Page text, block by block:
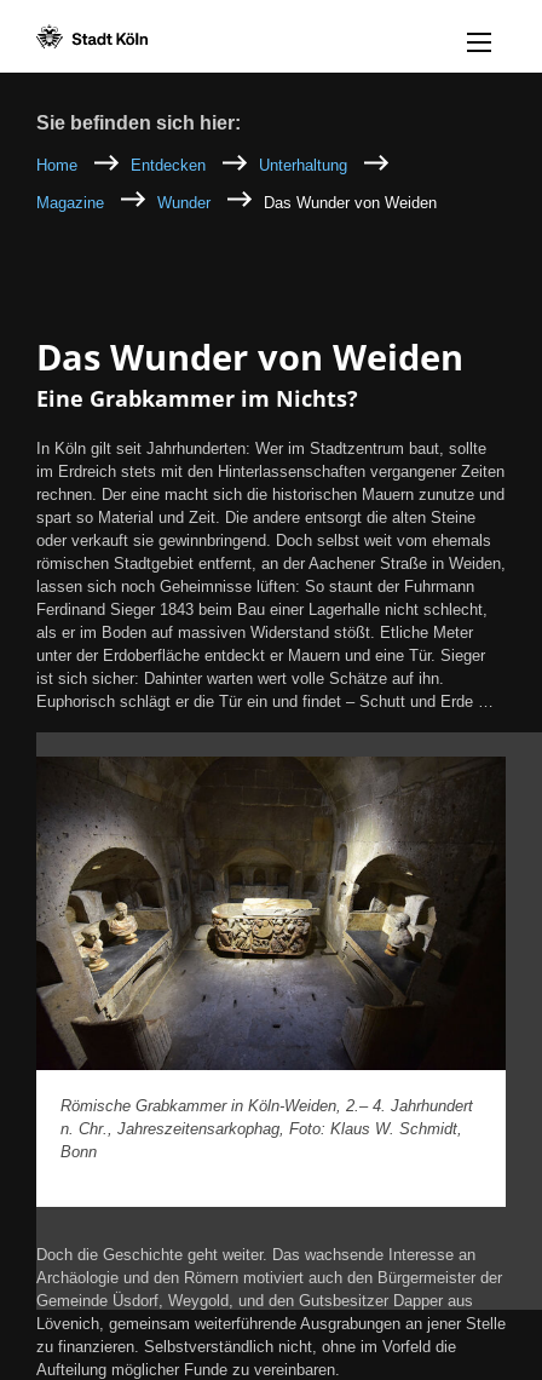
Menü
Breadcrumb
Sie befinden sich hier:
Home Entdecken Unterhaltung
Magazine Wunder Das Wunder von Weiden
Das Wunder von Weiden
Eine Grabkammer im Nichts?
In Köln gilt seit Jahrhunderten: Wer im Stadtzentrum baut, sollte
im Erdreich stets mit den Hinterlassenschaften vergangener Zeiten
rechnen. Der eine macht sich die historischen Mauern zunutze und
spart so Material und Zeit. Die andere entsorgt die alten Steine
oder verkauft sie gewinnbringend. Doch selbst weit vom ehemals
römischen Stadtgebiet entfernt, an der Aachener Straße in Weiden,
lassen sich noch Geheimnisse lüften: So staunt der Fuhrmann
Ferdinand Sieger 1843 beim Bau einer Lagerhalle nicht schlecht,
als er im Boden auf massiven Widerstand stößt. Etliche Meter
unter der Erdoberfläche entdeckt er Mauern und eine Tür. Sieger
ist sich sicher: Dahinter warten wert volle Schätze auf ihn.
Euphorisch schlägt er die Tür ein und findet – Schutt und Erde …
Römische Grabkammer in Köln-Weiden, 2.– 4. Jahrhundert
n. Chr., Jahreszeitensarkophag, Foto: Klaus W. Schmidt,
Bonn
Doch die Geschichte geht weiter. Das wachsende Interesse an
Archäologie und den Römern motiviert auch den Bürgermeister der
Gemeinde Üsdorf, Weygold, und den Gutsbesitzer Dapper aus
Lövenich, gemeinsam weiterführende Ausgrabungen an jener Stelle
zu finanzieren. Selbstverständlich nicht, ohne im Vorfeld die
Aufteilung möglicher Funde zu vereinbaren.